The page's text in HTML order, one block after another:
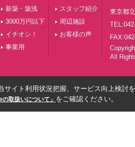
新築・築浅
3000万円以下
イチオシ！
事業用
スタッフ紹介
周辺施設
お客様の声
東京都
All
サイト利用状況把握、サービス向上検討
の取扱いについて」 をご確認ください。